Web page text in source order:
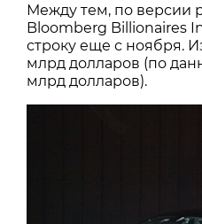
Между тем, по версии
Bloomberg Billionaires
строку еще с ноября.
млрд долларов (по
млрд долларов).